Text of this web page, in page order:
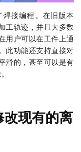
接编程。在旧版本
工轨迹，并且大多数
用户可以在工件上通
此功能还支持直接对
滑的，甚至可以是有
现有的离